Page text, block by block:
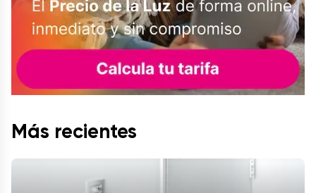
Más recientes